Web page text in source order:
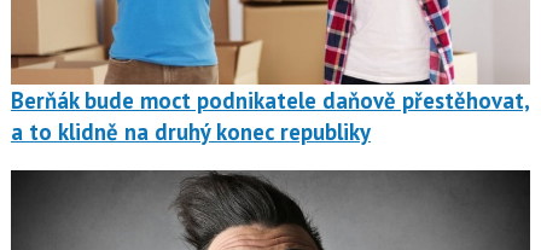
Berňák bude moct podnikatele daňově přestěhovat,
a to klidně na druhý konec republiky